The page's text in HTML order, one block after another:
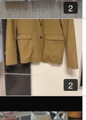
2
2